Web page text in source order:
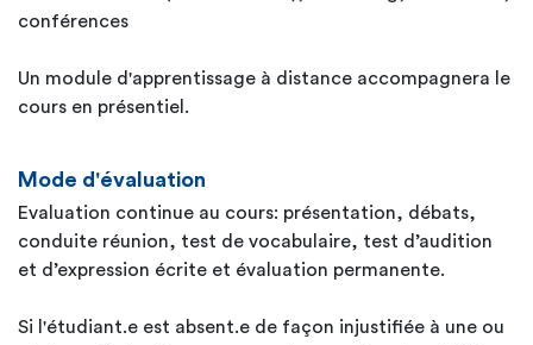
conférences
Un module d'apprentissage à distance accompagnera le
cours en présentiel.
Mode d'évaluation
Evaluation continue au cours: présentation, débats,
conduite réunion, test de vocabulaire, test d’audition
et d’expression écrite et évaluation permanente.
Si l'étudiant.e est absent.e de façon injustifiée à une ou